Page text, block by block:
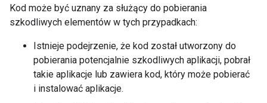
Kod może być uznany za służący do pobierania
szkodliwych elementów w tych przypadkach:
Istnieje podejrzenie, że kod został utworzony do
pobierania potencjalnie szkodliwych aplikacji, pobrał
takie aplikacje lub zawiera kod, który może pobierać
i instalować aplikacje.